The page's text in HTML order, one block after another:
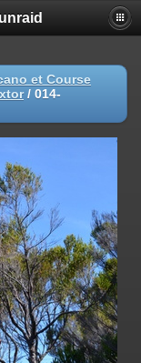
et Course
/ 014-